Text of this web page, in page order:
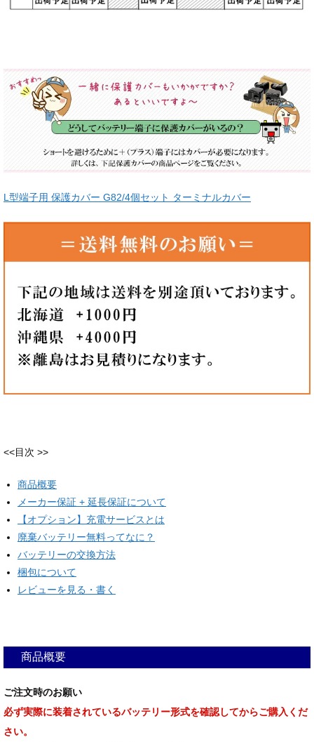
L型端子用 保護カバー G82/4個セット ターミナルカバー
<<目次 >>
商品概要
メーカー保証 + 延長保証について
【オプション】充電サービスとは
廃棄バッテリー無料ってなに？
バッテリーの交換方法
梱包について
レビューを見る・書く
商品概要
ご注文時のお願い
必ず実際に装着されているバッテリー形式を確認してからご購入くだ
さい。